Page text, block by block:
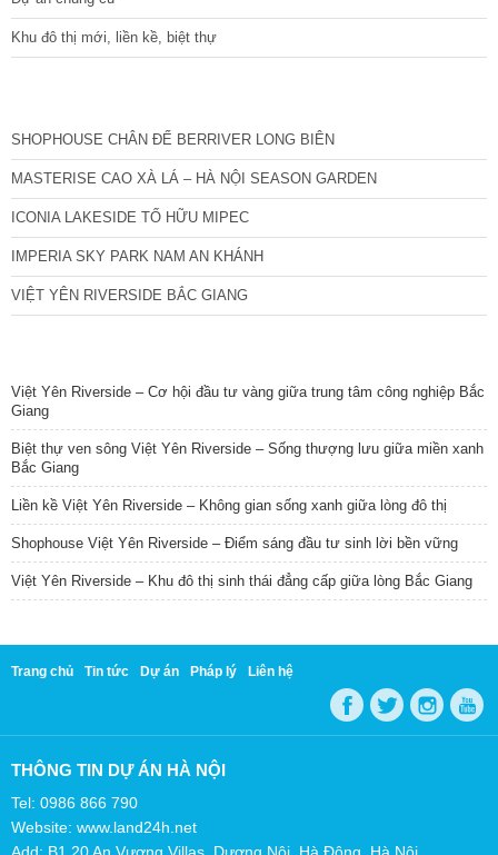
Khu đô thị mới, liền kề, biệt thự
SHOPHOUSE CHÂN ĐẾ BERRIVER LONG BIÊN
MASTERISE CAO XÀ LÁ – HÀ NỘI SEASON GARDEN
ICONIA LAKESIDE TỐ HỮU MIPEC
IMPERIA SKY PARK NAM AN KHÁNH
VIỆT YÊN RIVERSIDE BẮC GIANG
Việt Yên Riverside – Cơ hội đầu tư vàng giữa trung tâm công nghiệp Bắc
Giang
Biệt thự ven sông Việt Yên Riverside – Sống thượng lưu giữa miền xanh
Bắc Giang
Liền kề Việt Yên Riverside – Không gian sống xanh giữa lòng đô thị
Shophouse Việt Yên Riverside – Điểm sáng đầu tư sinh lời bền vững
Việt Yên Riverside – Khu đô thị sinh thái đẳng cấp giữa lòng Bắc Giang
Trang chủ Tin tức Dự án Pháp lý Liên hệ
THÔNG TIN DỰ ÁN HÀ NỘI
Tel: 0986 866 790
Website: www.land24h.net